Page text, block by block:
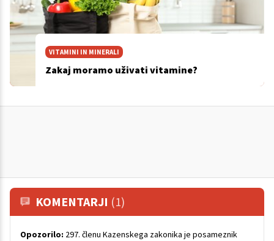
VITAMINI IN MINERALI
Zakaj moramo uživati vitamine?
KOMENTARJI (1)
Opozorilo: 297. členu Kazenskega zakonika je posameznik